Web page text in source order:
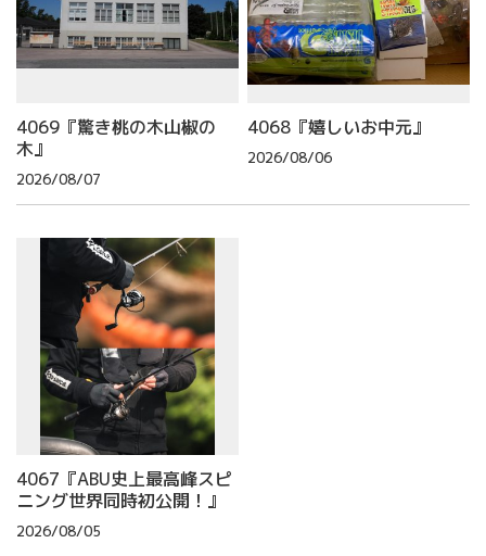
4069『驚き桃の木山椒の
木』
2026/08/07
4068『嬉しいお中元』
2026/08/06
4067『ABU史上最高峰スピ
ニング世界同時初公開！』
2026/08/05